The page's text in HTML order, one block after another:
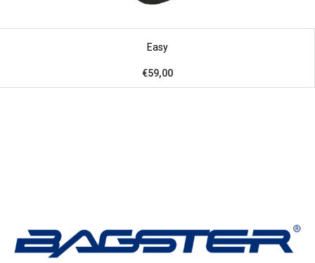
Easy
€59,00